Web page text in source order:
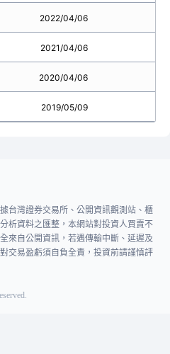
2022/04/06
2021/04/06
2020/04/06
2019/05/09
台灣證券交易所、公開資訊觀測站、櫃
析資料之匯整，本網站對投資人買賣不
來自公開資訊，若遇傳輸中斷、延遲及
交易盈虧須自負全責，投資前請謹慎評